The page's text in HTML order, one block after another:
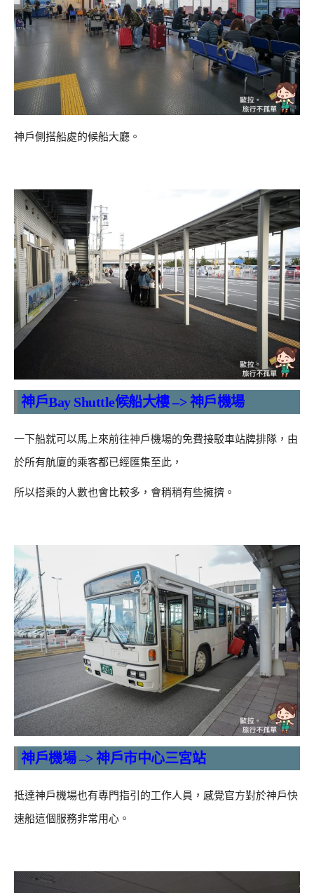
神戶側搭船處的候船大廳。
神戶Bay Shuttle候船大樓 –> 神戶機場
一下船就可以馬上來前往神戶機場的免費接駁車站牌排隊，由
於所有航廈的乘客都已經匯集至此，
所以搭乘的人數也會比較多，會稍稍有些擁擠。
神戶機場 –> 神戶市中心三宮站
抵達神戶機場也有專門指引的工作人員，感覺官方對於神戶快
速船這個服務非常用心。